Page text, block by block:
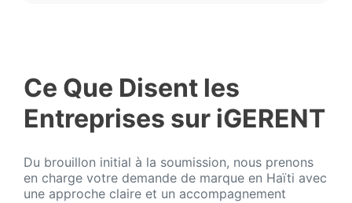
Ce Que Disent les
Entreprises sur iGERENT
Du brouillon initial à la soumission, nous prenons
en charge votre demande de marque en Haïti avec
une approche claire et un accompagnement